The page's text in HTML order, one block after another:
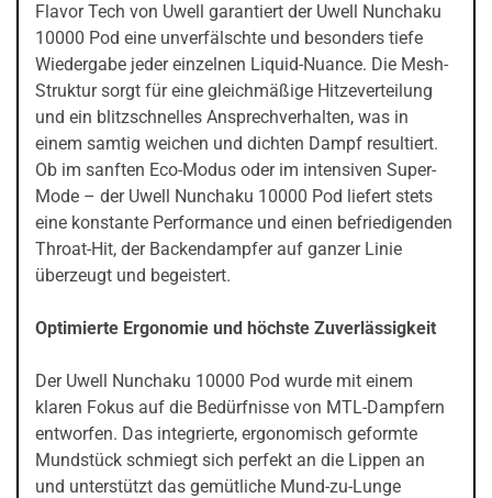
Flavor Tech von Uwell garantiert der Uwell Nunchaku
10000 Pod eine unverfälschte und besonders tiefe
Wiedergabe jeder einzelnen Liquid-Nuance. Die Mesh-
Struktur sorgt für eine gleichmäßige Hitzeverteilung
und ein blitzschnelles Ansprechverhalten, was in
einem samtig weichen und dichten Dampf resultiert.
Ob im sanften Eco-Modus oder im intensiven Super-
Mode – der Uwell Nunchaku 10000 Pod liefert stets
eine konstante Performance und einen befriedigenden
Throat-Hit, der Backendampfer auf ganzer Linie
überzeugt und begeistert.
Optimierte Ergonomie und höchste Zuverlässigkeit
Der Uwell Nunchaku 10000 Pod wurde mit einem
klaren Fokus auf die Bedürfnisse von MTL-Dampfern
entworfen. Das integrierte, ergonomisch geformte
Mundstück schmiegt sich perfekt an die Lippen an
und unterstützt das gemütliche Mund-zu-Lunge